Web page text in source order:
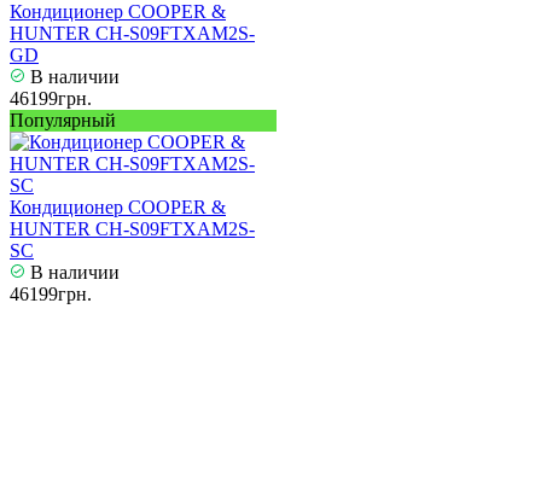
Кондиционер COOPER &
HUNTER CH-S09FTXAM2S-
GD
В наличии
46199грн.
Популярный
Кондиционер COOPER &
HUNTER CH-S09FTXAM2S-
SC
В наличии
46199грн.